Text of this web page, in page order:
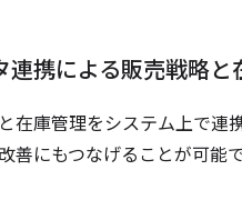
連携による販売戦略と
在庫管理をシステム上で連
善にもつなげることが可能で